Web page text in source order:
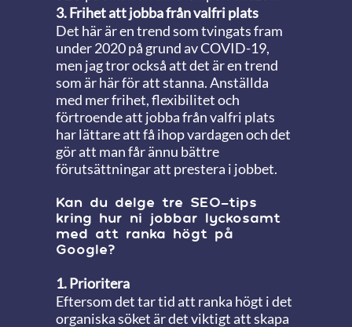
3. Frihet att jobba från valfri plats
Det här är en trend som tvingats fram
under 2020 på grund av COVID-19,
men jag tror också att det är en trend
som är här för att stanna. Anställda
med mer frihet, flexibilitet och
förtroende att jobba från valfri plats
har lättare att få ihop vardagen och det
gör att man får ännu bättre
förutsättningar att prestera i jobbet.
Kan du delge tre SEO-tips
kring hur ni jobbar lyckosamt
med att ranka högt på
Google?
1. Prioritera
Eftersom det tar tid att ranka högt i det
organiska söket är det viktigt att skapa